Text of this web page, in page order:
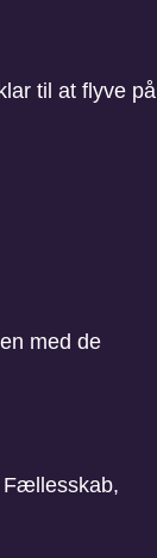
til at flyve på
med de
Fællesskab,